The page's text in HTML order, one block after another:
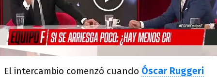
El intercambio comenzó cuando Óscar Ruggeri